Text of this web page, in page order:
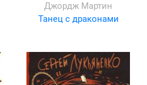
Джордж Мартин
Танец с драконами